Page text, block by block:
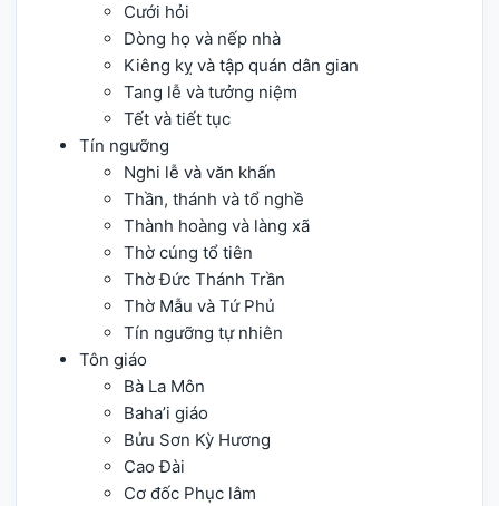
Cưới hỏi
Dòng họ và nếp nhà
Kiêng kỵ và tập quán dân gian
Tang lễ và tưởng niệm
Tết và tiết tục
Tín ngưỡng
Nghi lễ và văn khấn
Thần, thánh và tổ nghề
Thành hoàng và làng xã
Thờ cúng tổ tiên
Thờ Đức Thánh Trần
Thờ Mẫu và Tứ Phủ
Tín ngưỡng tự nhiên
Tôn giáo
Bà La Môn
Baha’i giáo
Bửu Sơn Kỳ Hương
Cao Đài
Cơ đốc Phục lâm